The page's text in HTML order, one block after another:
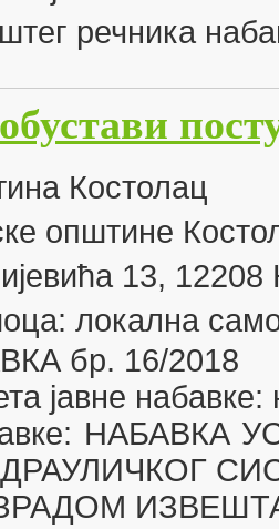
речника
Костолац
општине
13, 12208
локална
бр. 16/2018
јавне
НАБАВКА